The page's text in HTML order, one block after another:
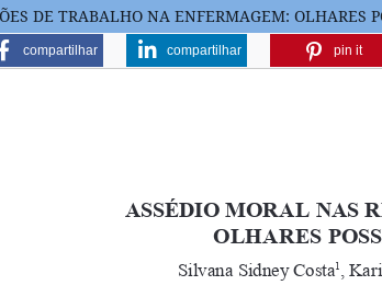
DE TRABALHO NA ENFERMAGEM: OLHARES
compartilhar compartilhar pin it